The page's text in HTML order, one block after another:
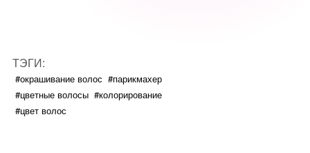
ТЭГИ:
#окрашивание волос #парикмахер
#цветные волосы #колорирование
#цвет волос